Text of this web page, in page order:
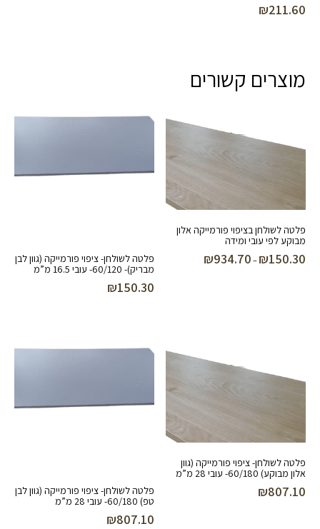
₪211.60
מוצרים קשורים
פלטה לשולחן בציפוי פורמייקה אלון
מבוקע לפי עובי ומידה
₪150.30
–
₪934.70
פלטה לשולחן- ציפוי פורמייקה (גוון לבן
מבריק)- 60/120- עובי 16.5 מ”מ
₪150.30
פלטה לשולחן- ציפוי פורמייקה (גוון
אלון מבוקע) 60/180- עובי 28 מ”מ
₪807.10
פלטה לשולחן- ציפוי פורמייקה (גוון לבן
טפ) 60/180- עובי 28 מ”מ
₪807.10